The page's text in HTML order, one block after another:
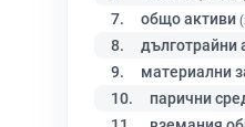
7. общо активи
8. дълготрайни
9. материални
10. парични